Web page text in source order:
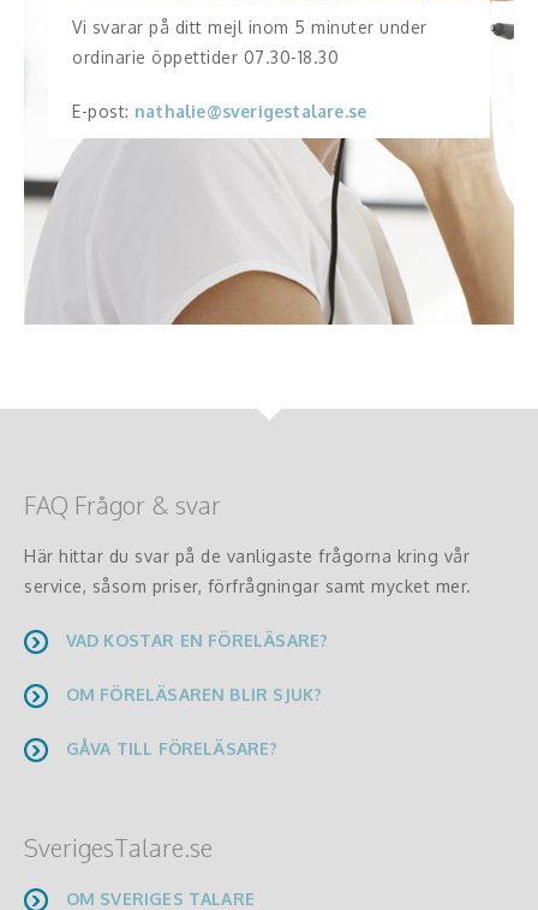
Vi svarar på ditt mejl inom 5 minuter under
ordinarie öppettider 07.30-18.30
E-post: nathalie@sverigestalare.se
FAQ Frågor & svar
Här hittar du svar på de vanligaste frågorna kring vår
service, såsom priser, förfrågningar samt mycket mer.
VAD KOSTAR EN FÖRELÄSARE?
OM FÖRELÄSAREN BLIR SJUK?
GÅVA TILL FÖRELÄSARE?
SverigesTalare.se
OM SVERIGES TALARE